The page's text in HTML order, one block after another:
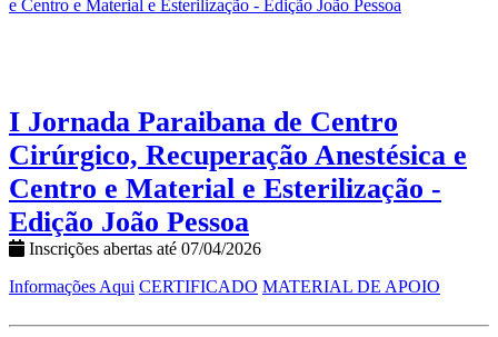
I Jornada Paraibana de Centro
Cirúrgico, Recuperação Anestésica e
Centro e Material e Esterilização -
Edição João Pessoa
Inscrições abertas até 07/04/2026
Informações Aqui CERTIFICADO MATERIAL DE APOIO